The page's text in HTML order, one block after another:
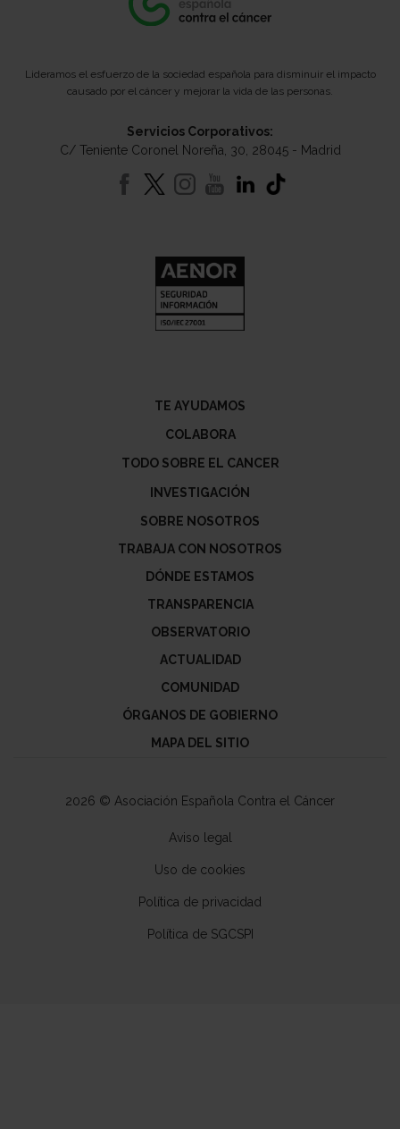
Lideramos el esfuerzo de la sociedad española para disminuir el impacto
causado por el cáncer y mejorar la vida de las personas.
Servicios Corporativos:
C/ Teniente Coronel Noreña, 30, 28045 - Madrid
TE AYUDAMOS
COLABORA
TODO SOBRE EL CANCER
INVESTIGACIÓN
SOBRE NOSOTROS
TRABAJA CON NOSOTROS
DÓNDE ESTAMOS
TRANSPARENCIA
OBSERVATORIO
ACTUALIDAD
COMUNIDAD
ÓRGANOS DE GOBIERNO
MAPA DEL SITIO
2026 © Asociación Española Contra el Cáncer
Aviso legal
Uso de cookies
Política de privacidad
Política de SGCSPI